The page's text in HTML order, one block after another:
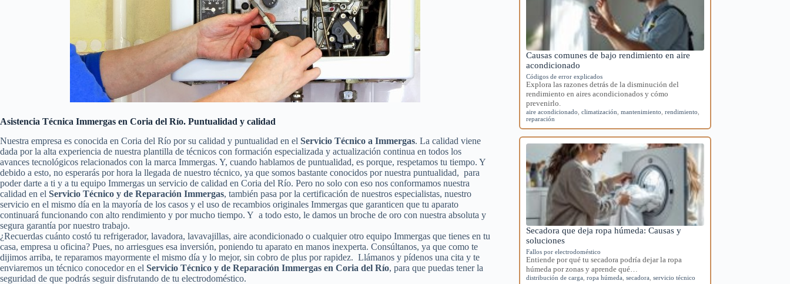
Asistencia Técnica Immergas en Coria del Río. Puntualidad y calidad
Nuestra empresa es conocida en Coria del Río por su calidad y puntualidad en el Servicio Técnico a Immergas. La calidad viene
dada por la alta experiencia de nuestra plantilla de técnicos con formación especializada y actualización continua en todos los
avances tecnológicos relacionados con la marca Immergas. Y, cuando hablamos de puntualidad, es porque, respetamos tu tiempo. Y
debido a esto, no esperarás por hora la llegada de nuestro técnico, ya que somos bastante conocidos por nuestra puntualidad, para
poder darte a ti y a tu equipo Immergas un servicio de calidad en Coria del Río. Pero no solo con eso nos conformamos nuestra
calidad en el Servicio Técnico y de Reparación Immergas, también pasa por la certificación de nuestros especialistas, nuestro
servicio en el mismo día en la mayoría de los casos y el uso de recambios originales Immergas que garanticen que tu aparato
continuará funcionando con alto rendimiento y por mucho tiempo. Y a todo esto, le damos un broche de oro con nuestra absoluta y
segura garantía por nuestro trabajo.
¿Recuerdas cuánto costó tu refrigerador, lavadora, lavavajillas, aire acondicionado o cualquier otro equipo Immergas que tienes en tu
casa, empresa u oficina? Pues, no arriesgues esa inversión, poniendo tu aparato en manos inexperta. Consúltanos, ya que como te
dijimos arriba, te reparamos mayormente el mismo día y lo mejor, sin cobro de plus por rapidez. Llámanos y pídenos una cita y te
enviaremos un técnico conocedor en el Servicio Técnico y de Reparación Immergas en Coria del Río, para que puedas tener la
seguridad de que podrás seguir disfrutando de tu electrodoméstico.
Causas comunes de bajo rendimiento en aire
acondicionado
Códigos de error explicados
Explora las razones detrás de la disminución del
rendimiento en aires acondicionados y cómo
prevenirlo.
aire acondicionado ,climatización ,mantenimiento ,rendimiento
reparación
Secadora que deja ropa húmeda: Causas y
soluciones
Fallos por electrodoméstico
Entiende por qué tu secadora podría dejar la ropa
húmeda por zonas y aprende qué…
distribución de carga ,ropa húmeda ,secadora ,servicio técnico